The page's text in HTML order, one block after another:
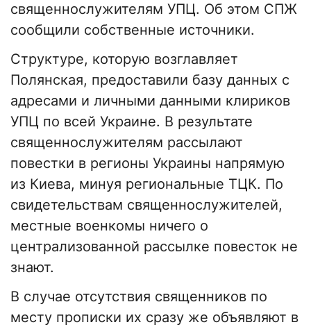
священнослужителям УПЦ. Об этом СПЖ
сообщили собственные источники.
Структуре, которую возглавляет
Полянская, предоставили базу данных с
адресами и личными данными клириков
УПЦ по всей Украине. В результате
священнослужителям рассылают
повестки в регионы Украины напрямую
из Киева, минуя региональные ТЦК. По
свидетельствам священнослужителей,
местные военкомы ничего о
централизованной рассылке повесток не
знают.
В случае отсутствия священников по
месту прописки их сразу же объявляют в